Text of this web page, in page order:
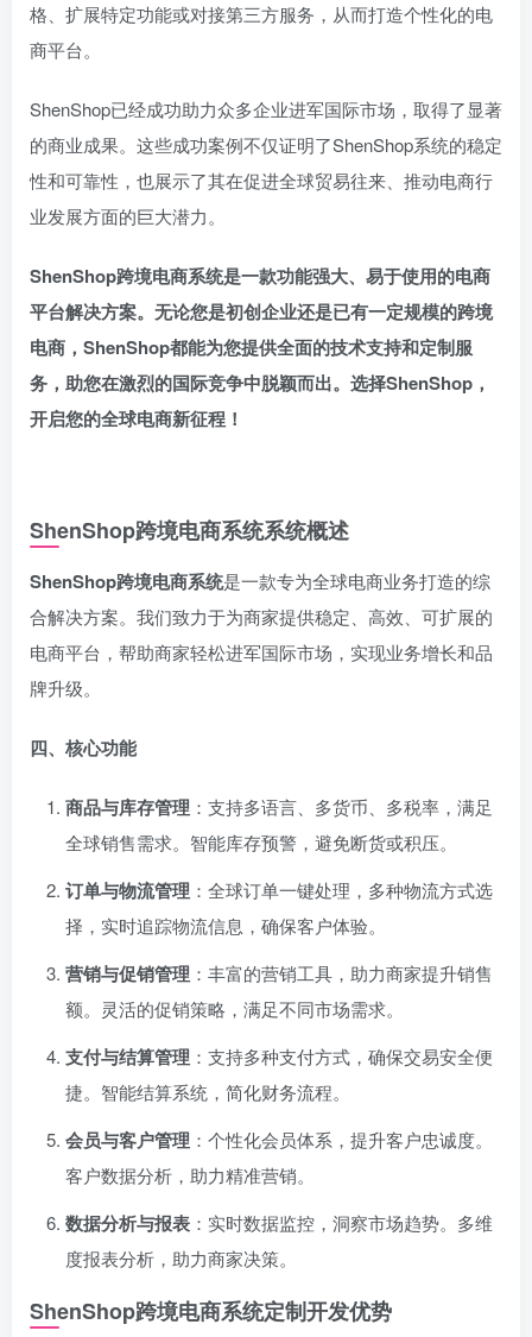
格、扩展特定功能或对接第三方服务，从而打造个性化的电
商平台。
ShenShop已经成功助力众多企业进军国际市场，取得了显著
的商业成果。这些成功案例不仅证明了ShenShop系统的稳定
性和可靠性，也展示了其在促进全球贸易往来、推动电商行
业发展方面的巨大潜力。
ShenShop跨境电商系统是一款功能强大、易于使用的电商
平台解决方案。无论您是初创企业还是已有一定规模的跨境
电商，ShenShop都能为您提供全面的技术支持和定制服
务，助您在激烈的国际竞争中脱颖而出。选择ShenShop，
开启您的全球电商新征程！
ShenShop跨境电商系统系统概述
ShenShop跨境电商系统是一款专为全球电商业务打造的综
合解决方案。我们致力于为商家提供稳定、高效、可扩展的
电商平台，帮助商家轻松进军国际市场，实现业务增长和品
牌升级。
四、核心功能
商品与库存管理 ：支持多语言、多货币、多税率，满足
全球销售需求。智能库存预警，避免断货或积压。
订单与物流管理 ：全球订单一键处理，多种物流方式选
择，实时追踪物流信息，确保客户体验。
营销与促销管理 ：丰富的营销工具，助力商家提升销售
额。灵活的促销策略，满足不同市场需求。
支付与结算管理 ：支持多种支付方式，确保交易安全便
捷。智能结算系统，简化财务流程。
会员与客户管理 ：个性化会员体系，提升客户忠诚度。
客户数据分析，助力精准营销。
数据分析与报表 ：实时数据监控，洞察市场趋势。多维
度报表分析，助力商家决策。
ShenShop跨境电商系统定制开发优势